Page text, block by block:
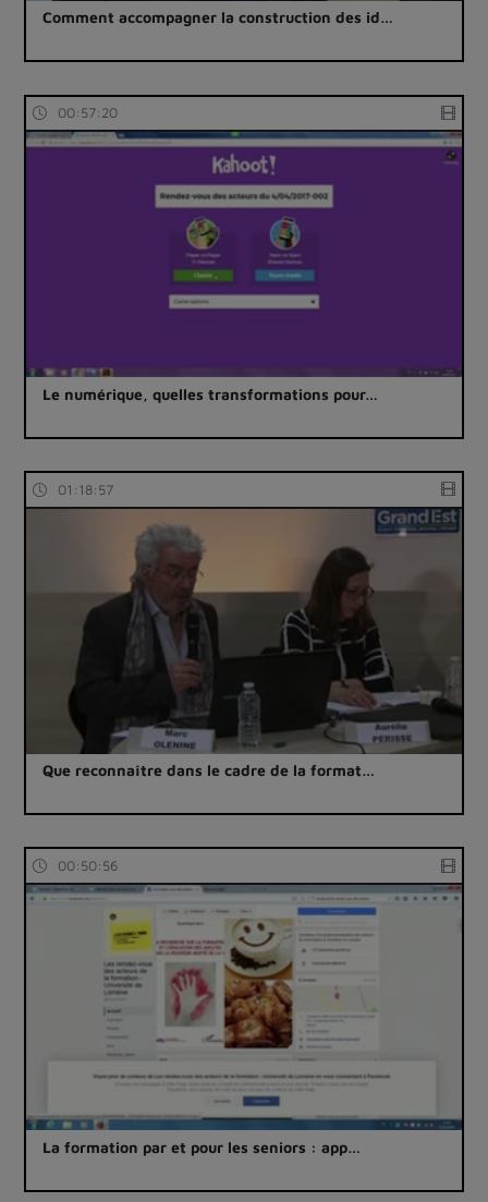
Comment accompagner la construction des id…
00:57:20
Le numérique, quelles transformations pour…
01:18:57
Que reconnaître dans le cadre de la format…
00:50:56
La formation par et pour les seniors : app…